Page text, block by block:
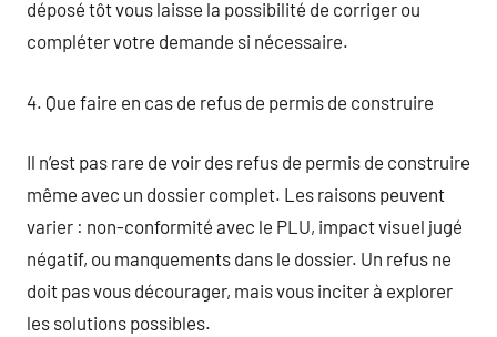
déposé tôt vous laisse la possibilité de corriger ou
compléter votre demande si nécessaire.
4. Que faire en cas de refus de permis de construire
Il n’est pas rare de voir des refus de permis de construire
même avec un dossier complet. Les raisons peuvent
varier : non-conformité avec le PLU, impact visuel jugé
négatif, ou manquements dans le dossier. Un refus ne
doit pas vous décourager, mais vous inciter à explorer
les solutions possibles.